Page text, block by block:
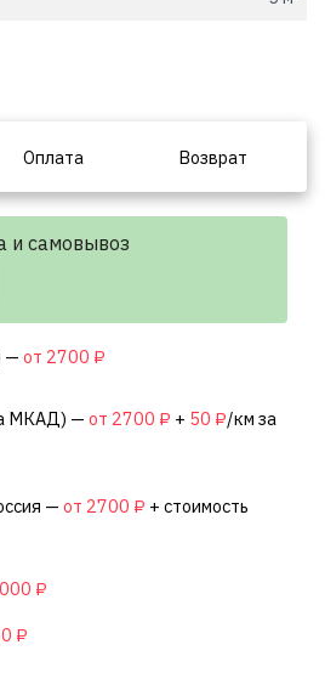
Оплата Возврат
и самовывоз
— от 2700 ₽
МКАД) — от 2700 ₽ + 50 ₽/км за
— от 2700 ₽ + стоимость
₽
₽